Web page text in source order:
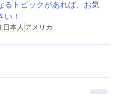
るトピックがあれば、お気
い！
日本人 アメリカ